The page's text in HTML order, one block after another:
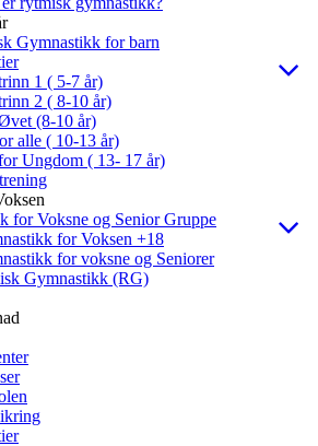
Gymnastikk for barn
1 ( 5-7 år)
2 ( 8-10 år)
(8-10 år)
alle ( 10-13 år)
Ungdom ( 13- 17 år)
for Voksne og Senior Gruppe
for Voksen +18
for voksne og Seniorer
Gymnastikk (RG)